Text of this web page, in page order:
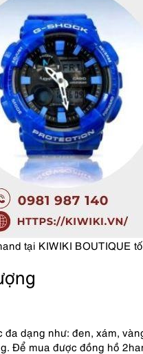
tại KIWIKI BOUTIQUE
đa dạng như: đen, xám,
Để mua được đồng hồ